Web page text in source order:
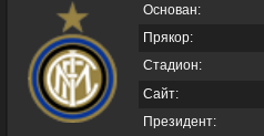
Основан:
Прякор:
Стадион:
Сайт:
Президент: